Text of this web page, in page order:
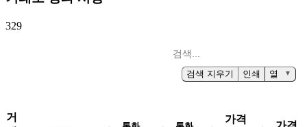
329
검색 지우기 인쇄 열 ▼
거
가격